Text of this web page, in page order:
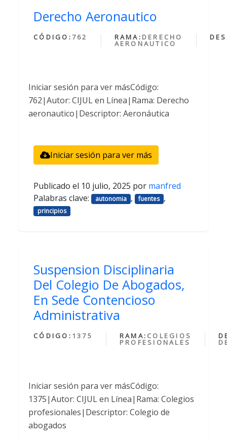
Derecho Aeronautico
CÓDIGO: 762 RAMA: DERECHO
AERONAUTICO
Iniciar sesión para ver másCódigo:
762|Autor: CIJUL en Línea|Rama: Derecho
aeronautico|Descriptor: Aeronáutica
Iniciar sesión para ver más
Publicado el 10 julio, 2025 por manfred
Palabras clave:
autonomia , fuentes ,
principios
Suspension Disciplinaria
Del Colegio De Abogados,
En Sede Contencioso
Administrativa
CÓDIGO: 1375 RAMA: COLEGIOS
PROFESIONALES
Iniciar sesión para ver másCódigo:
1375|Autor: CIJUL en Línea|Rama: Colegios
profesionales|Descriptor: Colegio de
abogados